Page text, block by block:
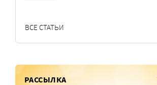
ВСЕ СТАТЬИ
РАССЫЛКА